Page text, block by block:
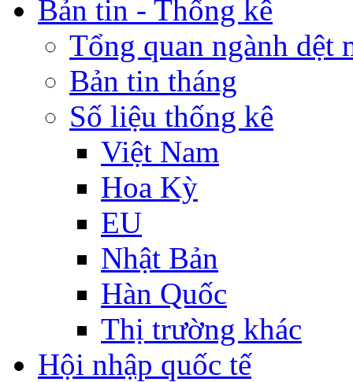
Bản tin - Thống kê
Tổng quan ngành dệt
Bản tin tháng
Số liệu thống kê
Việt Nam
Hoa Kỳ
EU
Nhật Bản
Hàn Quốc
Thị trường khác
Hội nhập quốc tế